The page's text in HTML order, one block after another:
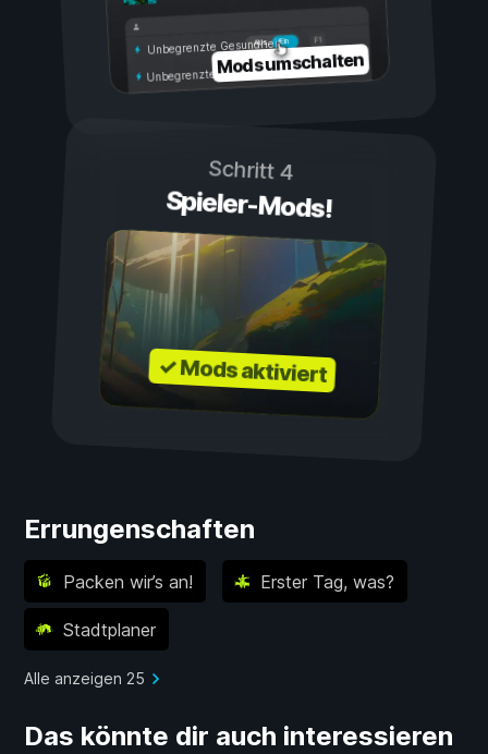
Ein
Aus
Unbegrenzte Gesundheit
Unbegrenzte AusdauerMods umschalten
Schritt 4
Spieler-Mods!
✓ Mods aktiviert
Errungenschaften
Packen wir’s an! Erster Tag, was?
Stadtplaner
Alle anzeigen 25
Das könnte dir auch interessieren